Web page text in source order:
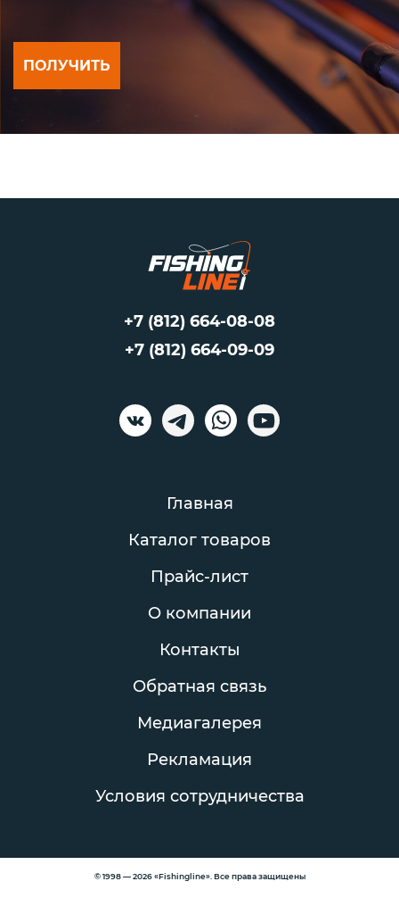
ПОЛУЧИТЬ
Главная
Каталог товаров
Прайс-лист
О компании
Контакты
Обратная связь
Медиагалерея
Рекламация
Условия сотрудничества
+7 (812) 664-08-08
+7 (812) 664-09-09
© 1998 — 2026 «Fishingline». Все права защищены